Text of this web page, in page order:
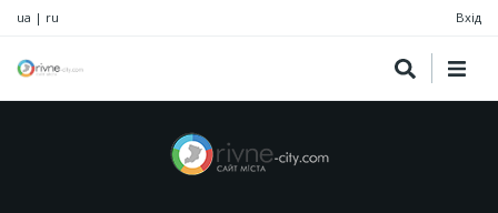
ua | ru Вхід